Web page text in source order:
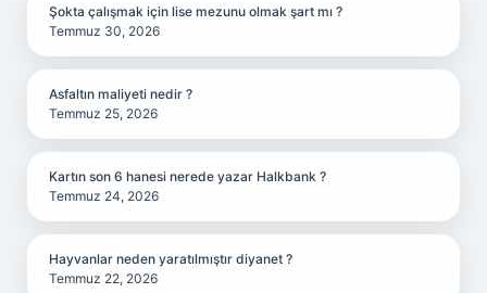
Şokta çalışmak için lise mezunu olmak şart mı ?
Temmuz 30, 2026
Asfaltın maliyeti nedir ?
Temmuz 25, 2026
Kartın son 6 hanesi nerede yazar Halkbank ?
Temmuz 24, 2026
Hayvanlar neden yaratılmıştır diyanet ?
Temmuz 22, 2026